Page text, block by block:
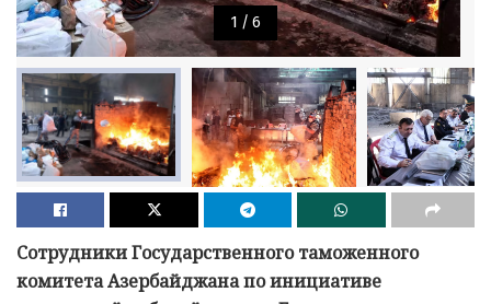
1 / 6
Сотрудники Государственного таможенного
комитета Азербайджана по инициативе